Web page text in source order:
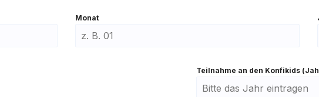
Monat
Teil­nah­me an den Kon­fi­kids